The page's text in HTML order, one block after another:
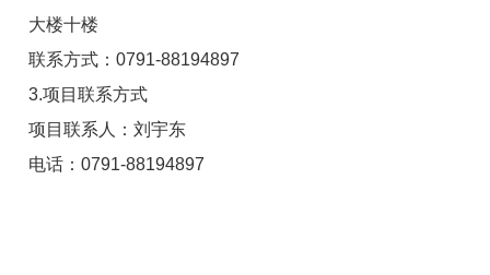
大楼十楼
联系方式：0791-88194897
3.项目联系方式
项目联系人：刘宇东
电话：0791-88194897